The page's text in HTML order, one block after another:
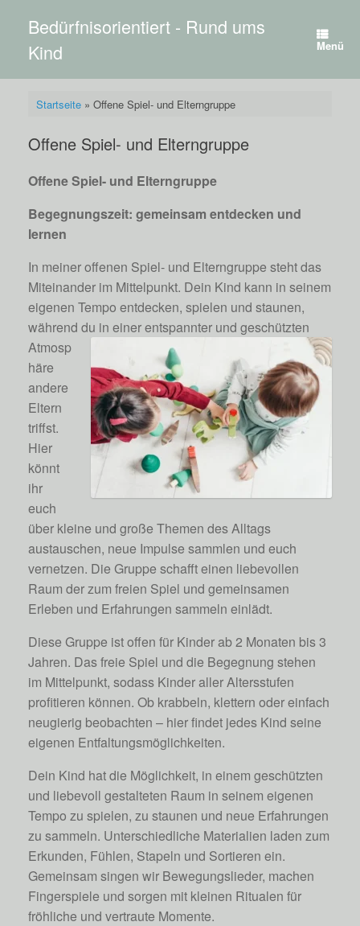
springenBedürfnisorientiert - Rund ums
Kind
Menü
Startseite» Offene Spiel- und Elterngruppe
Offene Spiel- und Elterngruppe
Offene Spiel- und Elterngruppe
Begegnungszeit: gemeinsam entdecken und
lernen
In meiner offenen Spiel- und Elterngruppe steht das
Miteinander im Mittelpunkt. Dein Kind kann in seinem
eigenen Tempo entdecken, spielen und staunen,
während du in einerentspannter und geschützten
Atmosp
häre
andere
Eltern
triffst.
Hier
könnt
ihr
euch
über kleine und große Themen des Alltags
austauschen, neue Impulse sammlen und euch
vernetzen. Die Gruppe schafft einen liebevollen
Raum der zum freien Spiel und gemeinsamen
Erleben und Erfahrungen sammeln einlädt.
Diese Gruppe ist offen für Kinder ab 2 Monaten bis 3
Jahren. Das freie Spiel und die Begegnung stehen
im Mittelpunkt, sodass Kinder aller Altersstufen
profitieren können. Ob krabbeln, klettern oder einfach
neugierig beobachten – hier findet jedes Kind seine
eigenen Entfaltungsmöglichkeiten.
Dein Kind hat die Möglichkeit, in einem geschützten
und liebevoll gestalteten Raum in seinem eigenen
Tempo zu spielen, zu staunen und neue Erfahrungen
zu sammeln. Unterschiedliche Materialien laden zum
Erkunden, Fühlen, Stapeln und Sortieren ein.
Gemeinsam singen wir Bewegungslieder, machen
Fingerspiele und sorgen mit kleinen Ritualen für
fröhliche und vertraute Momente.